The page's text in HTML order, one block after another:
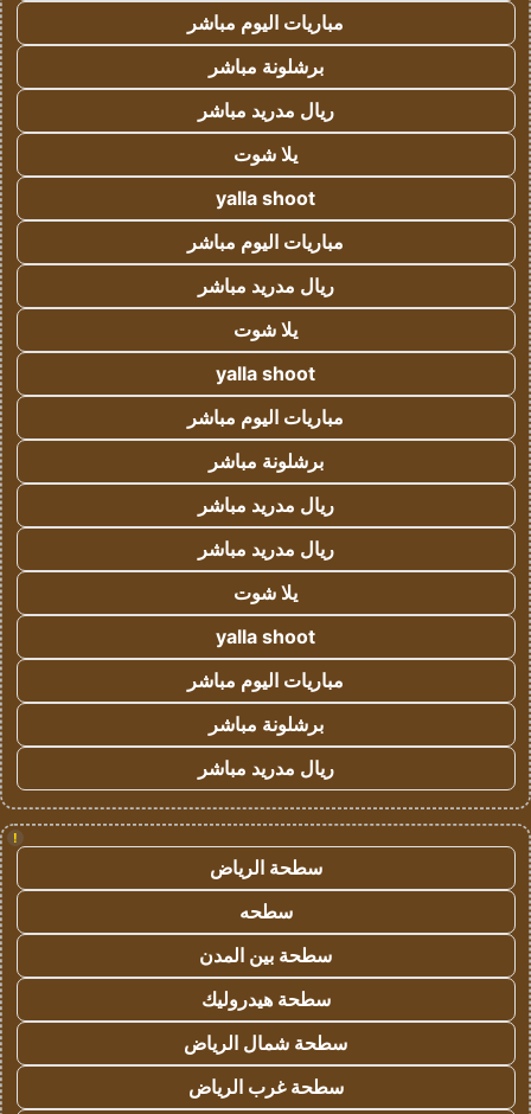
مباريات اليوم مباشر
برشلونة مباشر
ريال مدريد مباشر
يلا شوت
yalla shoot
مباريات اليوم مباشر
ريال مدريد مباشر
يلا شوت
yalla shoot
مباريات اليوم مباشر
برشلونة مباشر
ريال مدريد مباشر
ريال مدريد مباشر
يلا شوت
yalla shoot
مباريات اليوم مباشر
برشلونة مباشر
ريال مدريد مباشر
!
سطحة الرياض
سطحه
سطحة بين المدن
سطحة هيدروليك
سطحة شمال الرياض
سطحة غرب الرياض